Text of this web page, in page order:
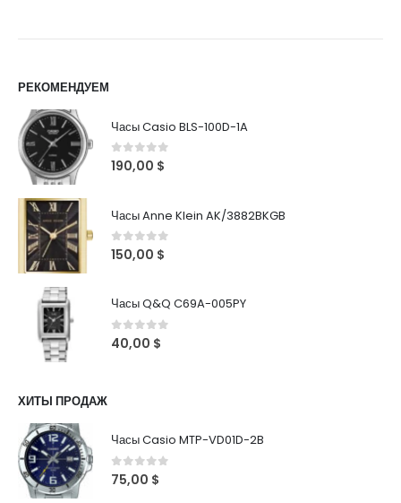
РЕКОМЕНДУЕМ
Часы Casio BLS-100D-1A
0out of 5
190,00 $
Часы Anne Klein AK/3882BKGB
0out of 5
150,00 $
Часы Q&Q C69A-005PY
0 out of 5
40,00 $
ХИТЫ ПРОДАЖ
Часы Casio MTP-VD01D-2B
0out of 5
75,00 $